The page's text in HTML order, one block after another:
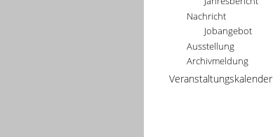
Nachricht
Jobangebot
Ausstellung
Archivmeldung
Veranstaltungskalender